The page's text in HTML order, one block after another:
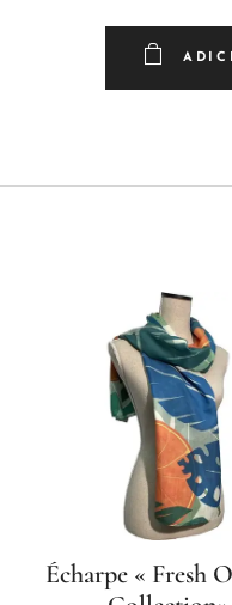
Écharpe « Fresh